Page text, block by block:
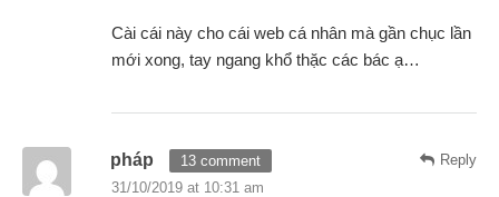
Cài cái này cho cái web cá nhân mà gần chục lần
mới xong, tay ngang khổ thặc các bác ạ…
Reply
pháp
13 comment
31/10/2019 at 10:31 am